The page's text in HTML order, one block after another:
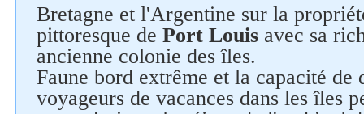
Bretagne et l'Argentine sur la
pittoresque de Port Louis avec sa
ancienne colonie des îles.
Faune bord extrême et la capacité de
voyageurs de vacances dans les îles